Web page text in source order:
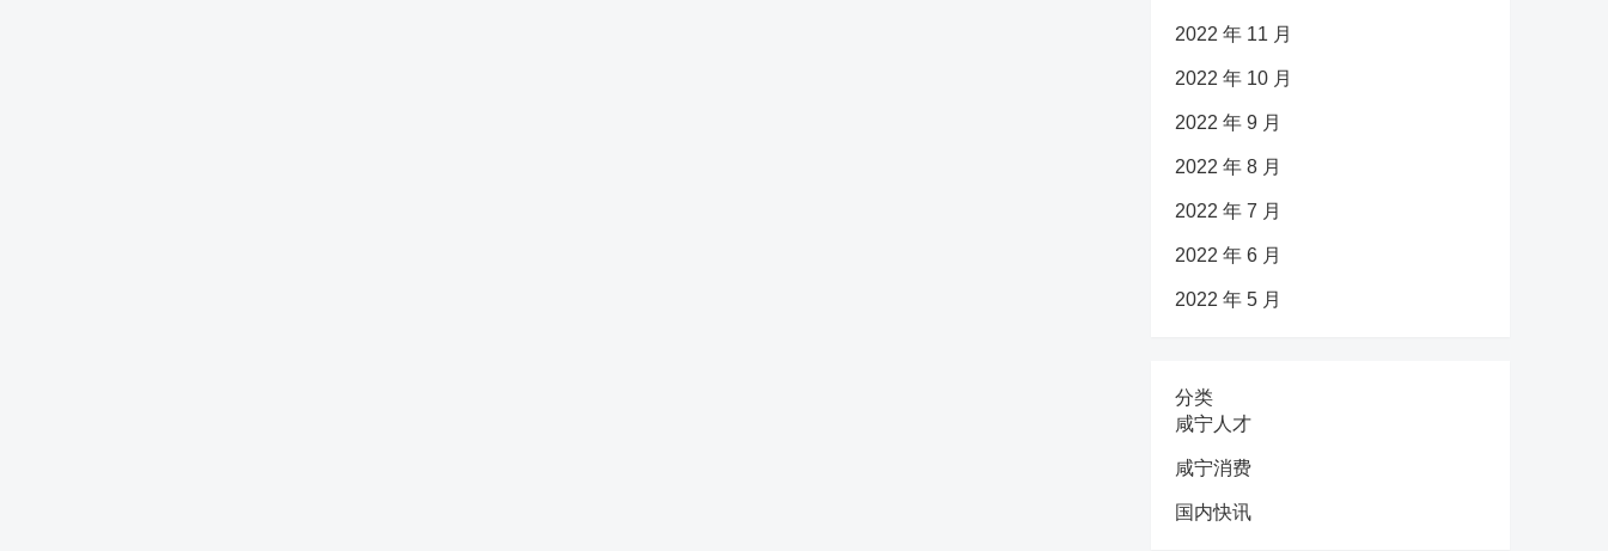
2022 年 11 月
2022 年 10 月
2022 年 9 月
2022 年 8 月
2022 年 7 月
2022 年 6 月
2022 年 5 月
分类
咸宁人才
咸宁消费
国内快讯